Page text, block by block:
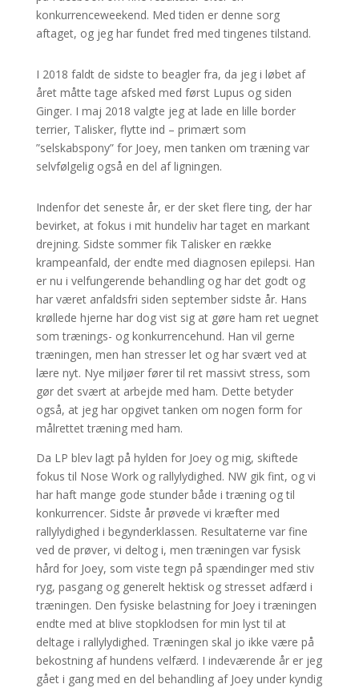
konkurrenceweekend. Med tiden er denne sorg
aftaget, og jeg har fundet fred med tingenes tilstand.
I 2018 faldt de sidste to beagler fra, da jeg i løbet af
året måtte tage afsked med først Lupus og siden
Ginger. I maj 2018 valgte jeg at lade en lille border
terrier, Talisker, flytte ind – primært som
”selskabspony” for Joey, men tanken om træning var
selvfølgelig også en del af ligningen.
Indenfor det seneste år, er der sket flere ting, der har
bevirket, at fokus i mit hundeliv har taget en markant
drejning. Sidste sommer fik Talisker en række
krampeanfald, der endte med diagnosen epilepsi. Han
er nu i velfungerende behandling og har det godt og
har været anfaldsfri siden september sidste år. Hans
krøllede hjerne har dog vist sig at gøre ham ret uegnet
som trænings- og konkurrencehund. Han vil gerne
træningen, men han stresser let og har svært ved at
lære nyt. Nye miljøer fører til ret massivt stress, som
gør det svært at arbejde med ham. Dette betyder
også, at jeg har opgivet tanken om nogen form for
målrettet træning med ham.
Da LP blev lagt på hylden for Joey og mig, skiftede
fokus til Nose Work og rallylydighed. NW gik fint, og vi
har haft mange gode stunder både i træning og til
konkurrencer. Sidste år prøvede vi kræfter med
rallylydighed i begynderklassen. Resultaterne var fine
ved de prøver, vi deltog i, men træningen var fysisk
hård for Joey, som viste tegn på spændinger med stiv
ryg, pasgang og generelt hektisk og stresset adfærd i
træningen. Den fysiske belastning for Joey i træningen
endte med at blive stopklodsen for min lyst til at
deltage i rallylydighed. Træningen skal jo ikke være på
bekostning af hundens velfærd. I indeværende år er jeg
gået i gang med en del behandling af Joey under kyndig